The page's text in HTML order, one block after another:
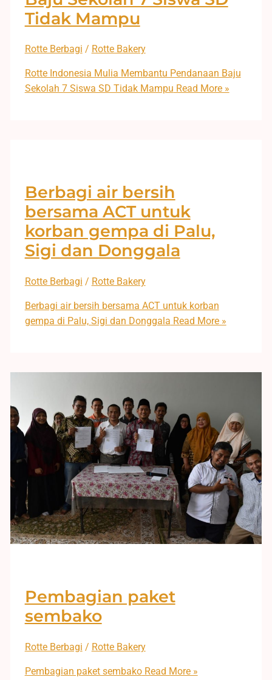
Tidak Mampu
Rotte Berbagi / Rotte Bakery
Rotte Indonesia Mulia Membantu Pendanaan Baju
Sekolah 7 Siswa SD Tidak Mampu Read More »
Berbagi air bersih
bersama ACT untuk
korban gempa di Palu,
Sigi dan Donggala
Rotte Berbagi / Rotte Bakery
Berbagi air bersih bersama ACT untuk korban
gempa di Palu, Sigi dan Donggala Read More »
Pembagian paket
sembako
Rotte Berbagi / Rotte Bakery
Pembagian paket sembakoRead More »